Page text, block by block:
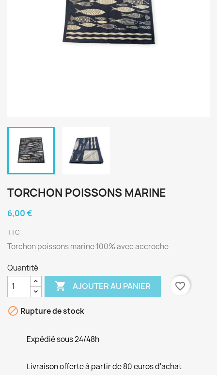
TORCHON POISSONS MARINE
6,00 €
TTC
Torchon poissons marine 100% avec accroche
Quantité
 AJOUTER AU PANIER favorite_border
 Rupture de stock
Expédié sous 24/48h
Livraison offerte à partir de 80 euros d'achat